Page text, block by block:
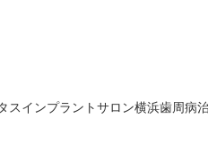
スインプラントサロン横浜歯周病